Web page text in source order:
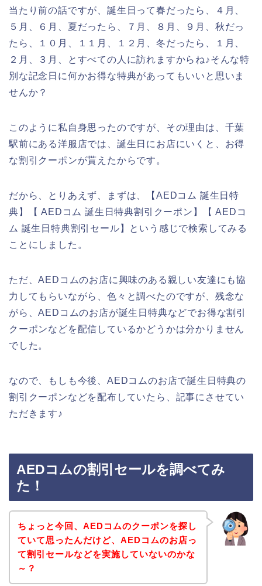
当たり前の話ですが、誕生日って春だったら、４月、
５月、６月、夏だったら、７月、８月、９月、秋だっ
たら、１０月、１１月、１２月、冬だったら、１月、
２月、３月、とすべての人に訪れますからね♪そんな特
別な記念日に何かお得な特典があってもいいと思いま
せんか？
このように私自身思ったのですが、その理由は、千葉
駅前にある洋服店では、誕生日にお店にいくと、お得
な割引クーポンが貰えたからです。
だから、とりあえず、まずは、【AEDコム 誕生日特
典】【 AEDコム 誕生日特典割引クーポン】【 AEDコ
ム 誕生日特典割引セール】という感じで検索してみる
ことにしました。
ただ、AEDコムのお店に興味のある親しい友達にも協
力してもらいながら、色々と調べたのですが、残念な
がら、AEDコムのお店が誕生日特典などでお得な割引
クーポンなどを配信しているかどうかは分かりません
でした。
なので、もしも今後、AEDコムのお店で誕生日特典の
割引クーポンなどを配布していたら、記事にさせてい
ただきます♪
AEDコムの割引セールを調べてみ
た！
ちょっと今回、AEDコムのクーポンを探し
ていて思ったんだけど、AEDコムのお店っ
て割引セールなどを実施していないのかな
～？